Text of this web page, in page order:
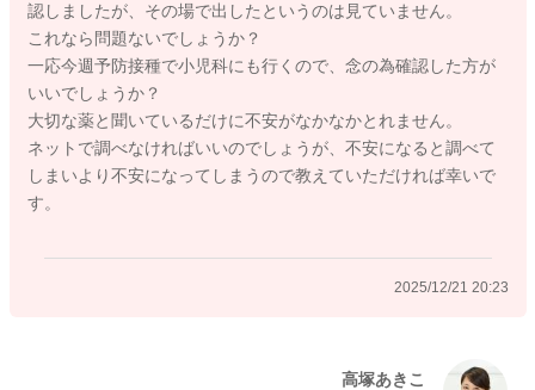
認しましたが、その場で出したというのは見ていません。
これなら問題ないでしょうか？
一応今週予防接種で小児科にも行くので、念の為確認した方が
いいでしょうか？
大切な薬と聞いているだけに不安がなかなかとれません。
ネットで調べなければいいのでしょうが、不安になると調べて
しまいより不安になってしまうので教えていただければ幸いで
す。
2025/12/21 20:23
高塚あきこ